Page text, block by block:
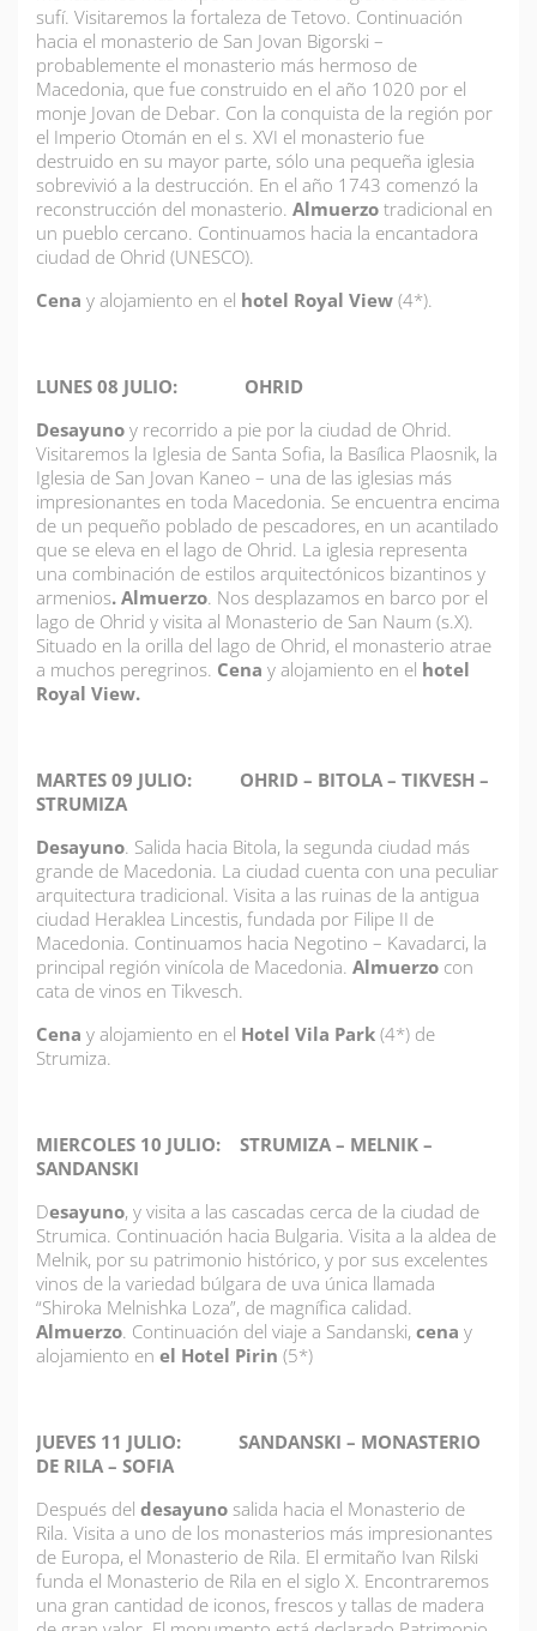
sufí. Visitaremos la fortaleza de Tetovo. Continuación
hacia el monasterio de San Jovan Bigorski –
probablemente el monasterio más hermoso de
Macedonia, que fue construido en el año 1020 por el
monje Jovan de Debar. Con la conquista de la región por
el Imperio Otomán en el s. XVI el monasterio fue
destruido en su mayor parte, sólo una pequeña iglesia
sobrevivió a la destrucción. En el año 1743 comenzó la
reconstrucción del monasterio. Almuerzo tradicional en
un pueblo cercano. Continuamos hacia la encantadora
ciudad de Ohrid (UNESCO).
Cena y alojamiento en el hotel Royal View (4*).
LUNES 08 JULIO: OHRID
Desayuno y recorrido a pie por la ciudad de Ohrid.
Visitaremos la Iglesia de Santa Sofia, la Basílica Plaosnik, la
Iglesia de San Jovan Kaneo – una de las iglesias más
impresionantes en toda Macedonia. Se encuentra encima
de un pequeño poblado de pescadores, en un acantilado
que se eleva en el lago de Ohrid. La iglesia representa
una combinación de estilos arquitectónicos bizantinos y
armenios. Almuerzo. Nos desplazamos en barco por el
lago de Ohrid y visita al Monasterio de San Naum (s.X).
Situado en la orilla del lago de Ohrid, el monasterio atrae
a muchos peregrinos. Cena y alojamiento en el hotel
Royal View.
MARTES 09 JULIO: OHRID – BITOLA – TIKVESH –
STRUMIZA
Desayuno. Salida hacia Bitola, la segunda ciudad más
grande de Macedonia. La ciudad cuenta con una peculiar
arquitectura tradicional. Visita a las ruinas de la antigua
ciudad Heraklea Lincestis, fundada por Filipe II de
Macedonia. Continuamos hacia Negotino – Kavadarci, la
principal región vinícola de Macedonia. Almuerzo con
cata de vinos en Tikvesch.
Cena y alojamiento en el Hotel Vila Park (4*) de
Strumiza.
MIERCOLES 10 JULIO: STRUMIZA – MELNIK –
SANDANSKI
Desayuno, y visita a las cascadas cerca de la ciudad de
Strumica. Continuación hacia Bulgaria. Visita a la aldea de
Melnik, por su patrimonio histórico, y por sus excelentes
vinos de la variedad búlgara de uva única llamada
“Shiroka Melnishka Loza”, de magnífica calidad.
Almuerzo. Continuación del viaje a Sandanski, cena y
alojamiento en el Hotel Pirin (5*)
JUEVES 11 JULIO: SANDANSKI – MONASTERIO
DE RILA – SOFIA
Después del desayuno salida hacia el Monasterio de
Rila. Visita a uno de los monasterios más impresionantes
de Europa, el Monasterio de Rila. El ermitaño Ivan Rilski
funda el Monasterio de Rila en el siglo X. Encontraremos
una gran cantidad de iconos, frescos y tallas de madera